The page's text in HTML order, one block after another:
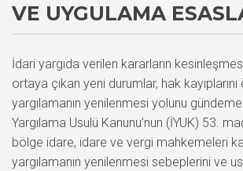
VE UYGULAMA
İdari yargıda verilen kararların
ortaya çıkan yeni durumlar, hak
yargılamanın yenilenmesi yolunu
Yargılama Usulü Kanunu’nun (İYUK) 53.
bölge idare, idare ve vergi mahkemeleri
yargılamanın yenilenmesi sebeplerini ve